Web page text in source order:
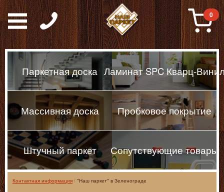
Паркет, Штучный
0
Паркетная доска Ламинат SPC Кварц-
Массивная доска Пробковое покрытие
Штучный паркет Сопутствующие товары
Контактная информация "Наш паркет" в Зеленограде